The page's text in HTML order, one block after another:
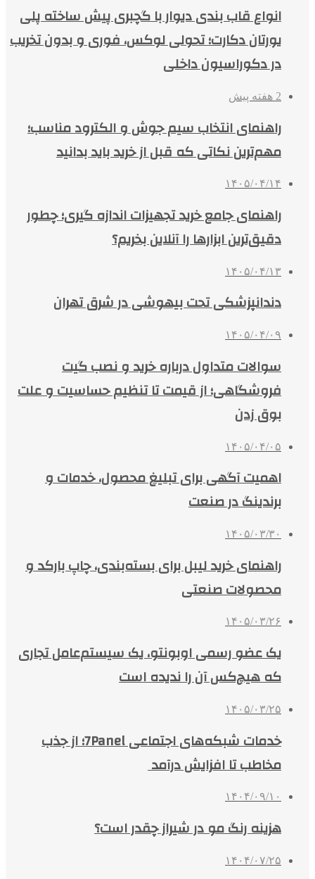
انواع قاب بندی دیوار با گچبری پیش ساخته پلی
یورتان دکارت؛ تحولی لوکس، فوری و بدون تخریب
در دکوراسیون داخلی
2 هفته پیش
راهنمای انتخاب سیم جوش و الکترود مناسب؛
مهم‌ترین نکاتی که قبل از خرید باید بدانید
۱۴۰۵/۰۴/۱۴
راهنمای جامع خرید تجهیزات اندازه گیری؛ چطور
دقیق‌ترین ابزارها را آنلاین بخریم؟
۱۴۰۵/۰۴/۱۳
دندانپزشکی تحت بیهوشی در شرق تهران
۱۴۰۵/۰۴/۰۹
سوالات متداول درباره خرید و نصب گیت
فروشگاهی؛ از قیمت تا تنظیم حساسیت و علت
بوق زدن
۱۴۰۵/۰۴/۰۵
اهمیت آگهی برای تبلیغ محصول، خدمات و
برندینگ در صنعت
۱۴۰۵/۰۳/۳۰
راهنمای خرید لیبل برای بسته‌بندی، چاپ بارکد و
محصولات صنعتی
۱۴۰۵/۰۳/۲۶
یک عضو رسمی اوبونتو، یک سیستم‌عامل تجاری
که هیچ‌کس آن را ندیده است
۱۴۰۵/۰۳/۲۵
خدمات شبکه‌های اجتماعی 7Panel؛ از جذب
مخاطب تا افزایش درآمد
۱۴۰۴/۰۹/۱۰
هزینه رنگ مو در شیراز چقدر است؟
۱۴۰۴/۰۷/۲۵